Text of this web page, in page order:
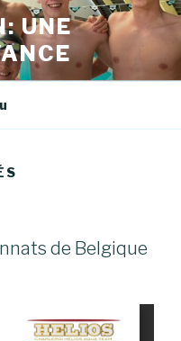
UNE
de Belgique